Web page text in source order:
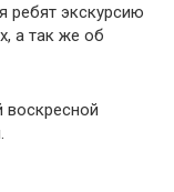
ребят экскурсию
а так же об